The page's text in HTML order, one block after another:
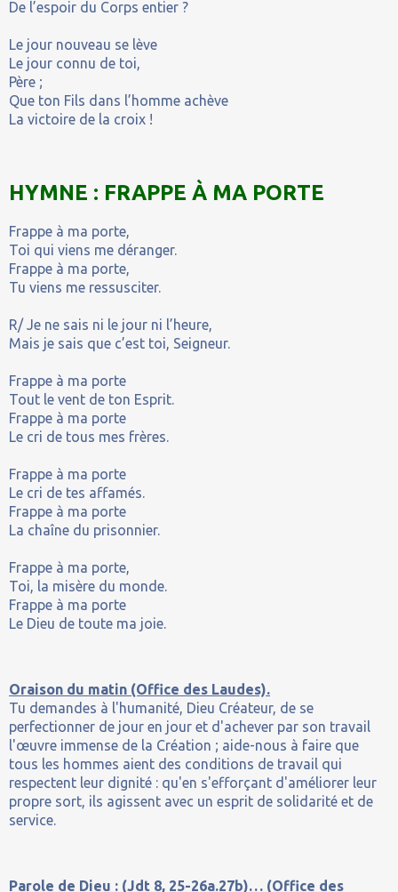
De l’espoir du Corps entier ?
Le jour nouveau se lève
Le jour connu de toi,
Père ;
Que ton Fils dans l’homme achève
La victoire de la croix !
HYMNE : FRAPPE À MA PORTE
Frappe à ma porte,
Toi qui viens me déranger.
Frappe à ma porte,
Tu viens me ressusciter.
R/ Je ne sais ni le jour ni l’heure,
Mais je sais que c’est toi, Seigneur.
Frappe à ma porte
Tout le vent de ton Esprit.
Frappe à ma porte
Le cri de tous mes frères.
Frappe à ma porte
Le cri de tes affamés.
Frappe à ma porte
La chaîne du prisonnier.
Frappe à ma porte,
Toi, la misère du monde.
Frappe à ma porte
Le Dieu de toute ma joie.
Oraison du matin (Office des Laudes).
Tu demandes à l'humanité, Dieu Créateur, de se
perfectionner de jour en jour et d'achever par son travail
l'œuvre immense de la Création ; aide-nous à faire que
tous les hommes aient des conditions de travail qui
respectent leur dignité : qu'en s'efforçant d'améliorer leur
propre sort, ils agissent avec un esprit de solidarité et de
service.
Parole de Dieu : (Jdt 8, 25-26a.27b)… (Office des